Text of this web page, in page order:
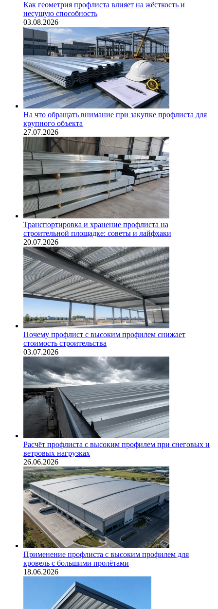
Как геометрия профлиста влияет на жёсткость и
несущую способность
03.08.2026
На что обращать внимание при закупке профлиста для
крупного объекта
27.07.2026
Транспортировка и хранение профлиста на
строительной площадке: советы и лайфхаки
20.07.2026
Почему профлист с высоким профилем снижает
стоимость строительства
03.07.2026
Расчёт профлиста с высоким профилем при снеговых и
ветровых нагрузках
26.06.2026
Применение профлиста с высоким профилем для
кровель с большими пролётами
18.06.2026